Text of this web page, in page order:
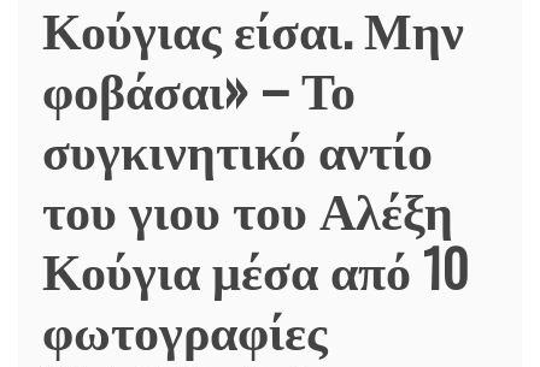
Κούγιας είσαι. Μην
φοβάσαι» – Το
συγκινητικό αντίο
του γιου του Αλέξη
Κούγια μέσα από 10
φωτογραφίες